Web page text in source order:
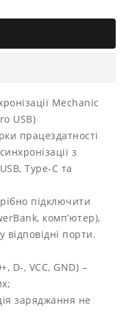
Mechanic
USB)
працездатності
з
Type-C та
підключити
комп’ютер),
відповідні порти.
D-, VCC, GND) –
заряджання не